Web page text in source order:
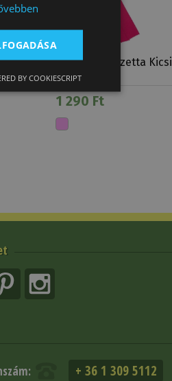
Díjszalag, Rozetta Kicsi
1 290 Ft
+ 36 1 309 5112
BY COOKIESCRIPT